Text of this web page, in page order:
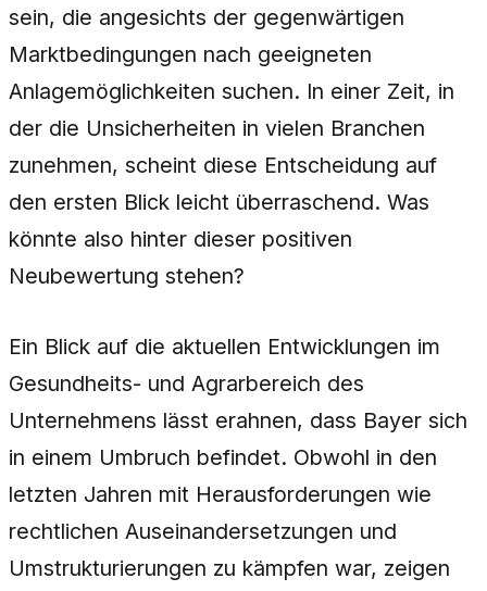
sein, die angesichts der gegenwärtigen
Marktbedingungen nach geeigneten
Anlagemöglichkeiten suchen. In einer Zeit, in
der die Unsicherheiten in vielen Branchen
zunehmen, scheint diese Entscheidung auf
den ersten Blick leicht überraschend. Was
könnte also hinter dieser positiven
Neubewertung stehen?
Ein Blick auf die aktuellen Entwicklungen im
Gesundheits- und Agrarbereich des
Unternehmens lässt erahnen, dass Bayer sich
in einem Umbruch befindet. Obwohl in den
letzten Jahren mit Herausforderungen wie
rechtlichen Auseinandersetzungen und
Umstrukturierungen zu kämpfen war, zeigen